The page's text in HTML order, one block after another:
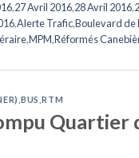
,27 Avril 2016,28 Avril 2016,
,Alerte Trafic,Boulevard
,MPM,Réformés
,BUS ,RTM
Quartier